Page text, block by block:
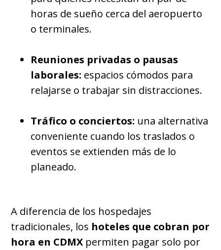
horas de sueño cerca del aeropuerto
o terminales.
Reuniones privadas o pausas
laborales: espacios cómodos para
relajarse o trabajar sin distracciones.
Tráfico o conciertos: una alternativa
conveniente cuando los traslados o
eventos se extienden más de lo
planeado.
A diferencia de los hospedajes
tradicionales, los hoteles que cobran por
hora en CDMX permiten pagar solo por